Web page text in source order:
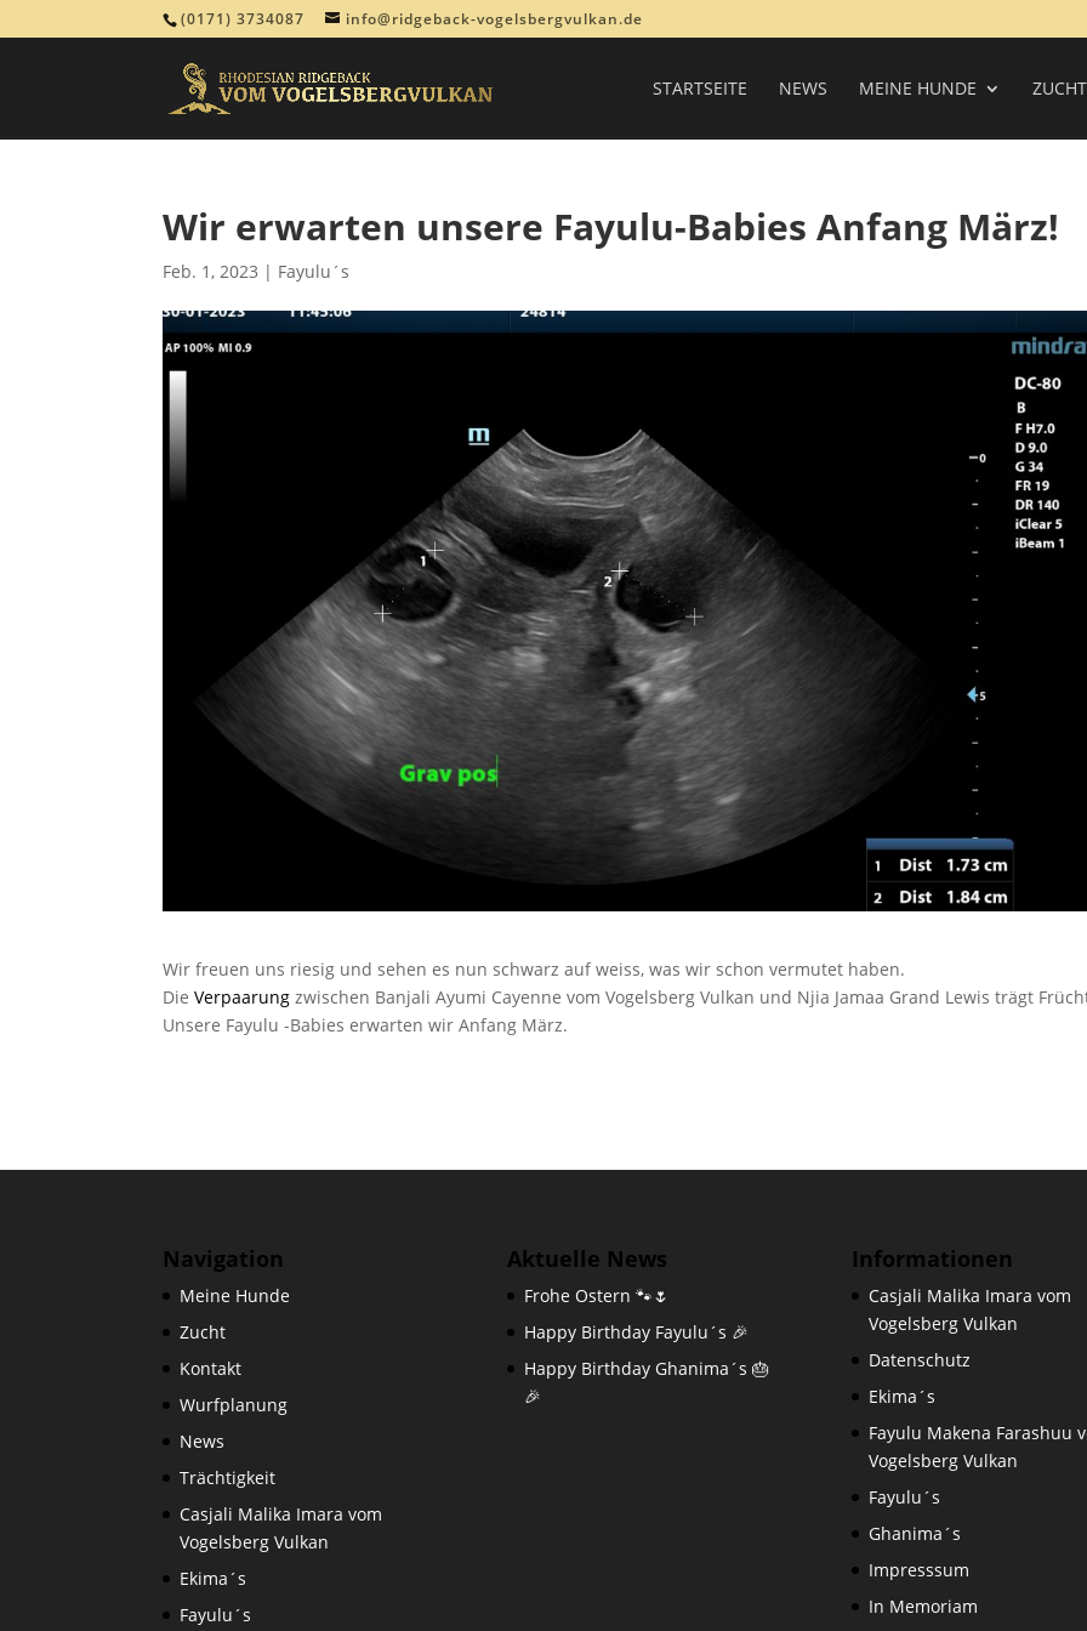
(0171) 3734087 info@ridgeback-vogelsbergvulkan.de
STARTSEITE NEWS MEINE HUNDE ZUCHT
Wir erwarten unsere Fayulu-Babies Anfang März!
Feb. 1, 2023 | Fayulu´s
Wir freuen uns riesig und sehen es nun schwarz auf weiss, was wir schon vermutet haben.
DieVerpaarungzwischen Banjali Ayumi Cayenne vom Vogelsberg Vulkan und Njia Jamaa Grand Lewis trägt
Unsere Fayulu -Babies erwarten wir Anfang März.
Navigation
Meine Hunde
Zucht
Kontakt
Wurfplanung
News
Trächtigkeit
Casjali Malika Imara vom
Vogelsberg Vulkan
Ekima´s
Fayulu´s
Aktuelle News
Frohe Ostern 🐾🌷
Happy Birthday Fayulu´s 🎉
Happy Birthday Ghanima´s 🎂
🎉
Informationen
Casjali Malika Imara vom
Vogelsberg Vulkan
Datenschutz
Ekima´s
Fayulu Makena Farashuu
Vogelsberg Vulkan
Fayulu´s
Ghanima´s
Impresssum
In Memoriam